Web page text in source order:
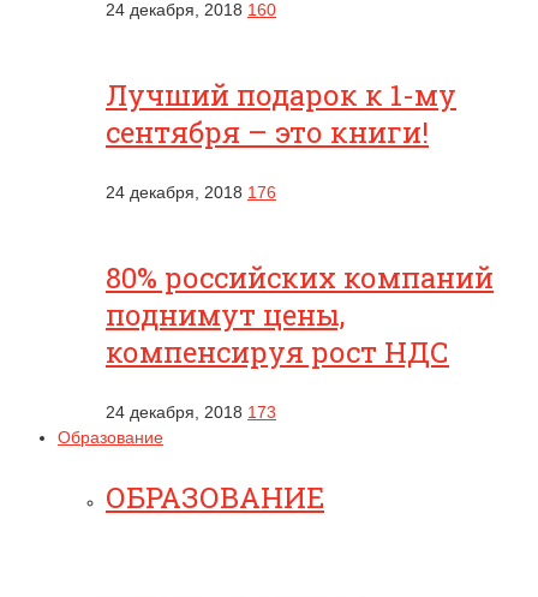
24 декабря, 2018 160
Лучший подарок к 1-му
сентября – это книги!
24 декабря, 2018 176
80% российских компаний
поднимут цены,
компенсируя рост НДС
24 декабря, 2018 173
Образование
ОБРАЗОВАНИЕ